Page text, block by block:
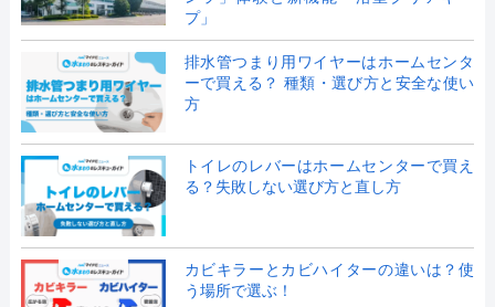
プ」
排水管つまり用ワイヤーはホームセンタ
ーで買える？ 種類・選び方と安全な使い
方
トイレのレバーはホームセンターで買え
る？失敗しない選び方と直し方
カビキラーとカビハイターの違いは？使
う場所で選ぶ！